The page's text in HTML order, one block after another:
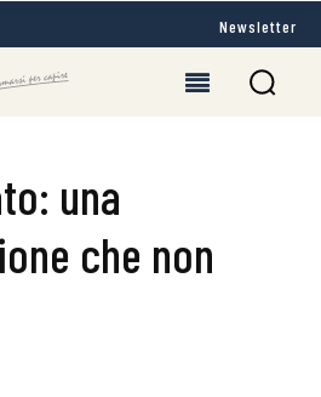
Newsletter
una
che non